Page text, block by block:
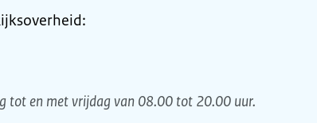
tot en met vrijdag van 08.00 tot 20.00 uur.